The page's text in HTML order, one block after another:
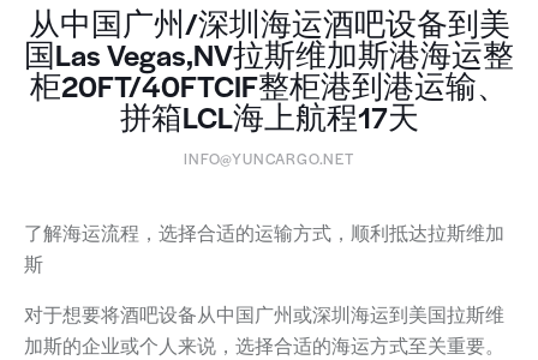
从中国广州/深圳海运酒吧设备到美
国Las Vegas,NV拉斯维加斯港海运整
柜20FT/40FTCIF整柜港到港运输、
拼箱LCL海上航程17天
INFO@YUNCARGO.NET
了解海运流程，选择合适的运输方式，顺利抵达拉斯维加
斯
对于想要将酒吧设备从中国广州或深圳海运到美国拉斯维
加斯的企业或个人来说，选择合适的海运方式至关重要。